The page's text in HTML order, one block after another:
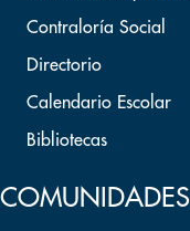
Contraloría Social
Directorio
Calendario Escolar
Bibliotecas
COMUNIDADES